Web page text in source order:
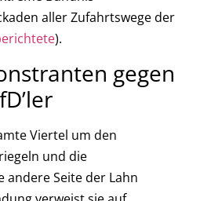
aller Zufahrtswege der
).
gegen
Viertel um den
und die
andere Seite der Lahn